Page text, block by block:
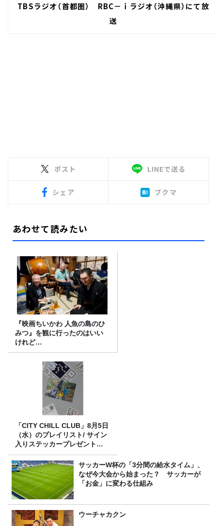
TBSラジオ（首都圏） RBC－ｉラジオ（沖縄県）にて放
送
ポスト LINEで送る
シェア ブクマ
あわせて読みたい
『映画ちいかわ 人魚の島のひ
みつ』を観に行ったのはいい
けれど…
「CITY CHILL CLUB」8月5日
（水）のプレイリスト/ サイン
入りステッカープレゼント有
り
サッカーW杯の「3分間の給水タイム」、
なぜ今大会から始まった？ サッカーが
「お金」に変わる仕組み
ウーチャカクン